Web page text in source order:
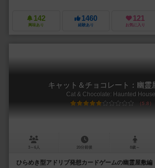
142
興味あり
1460
経験あり
121
お気に入り
キャット＆チョコレート：幽霊
Cat & Chocolate: Haunted House
5.8
3～6人 20分前後 8歳～
ひらめき型アドリブ発想カードゲームの幽霊屋敷編